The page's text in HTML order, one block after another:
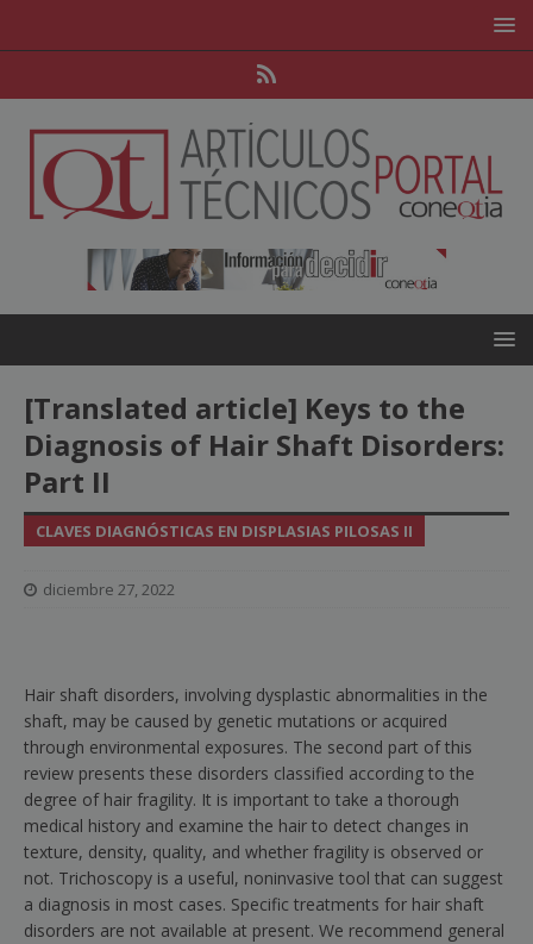
[Translated article] Keys to the
Diagnosis of Hair Shaft Disorders:
Part II
CLAVES DIAGNÓSTICAS EN DISPLASIAS PILOSAS II
diciembre 27, 2022
Hair shaft disorders, involving dysplastic abnormalities in the
shaft, may be caused by genetic mutations or acquired
through environmental exposures. The second part of this
review presents these disorders classified according to the
degree of hair fragility. It is important to take a thorough
medical history and examine the hair to detect changes in
texture, density, quality, and whether fragility is observed or
not. Trichoscopy is a useful, noninvasive tool that can suggest
a diagnosis in most cases. Specific treatments for hair shaft
disorders are not available at present. We recommend general